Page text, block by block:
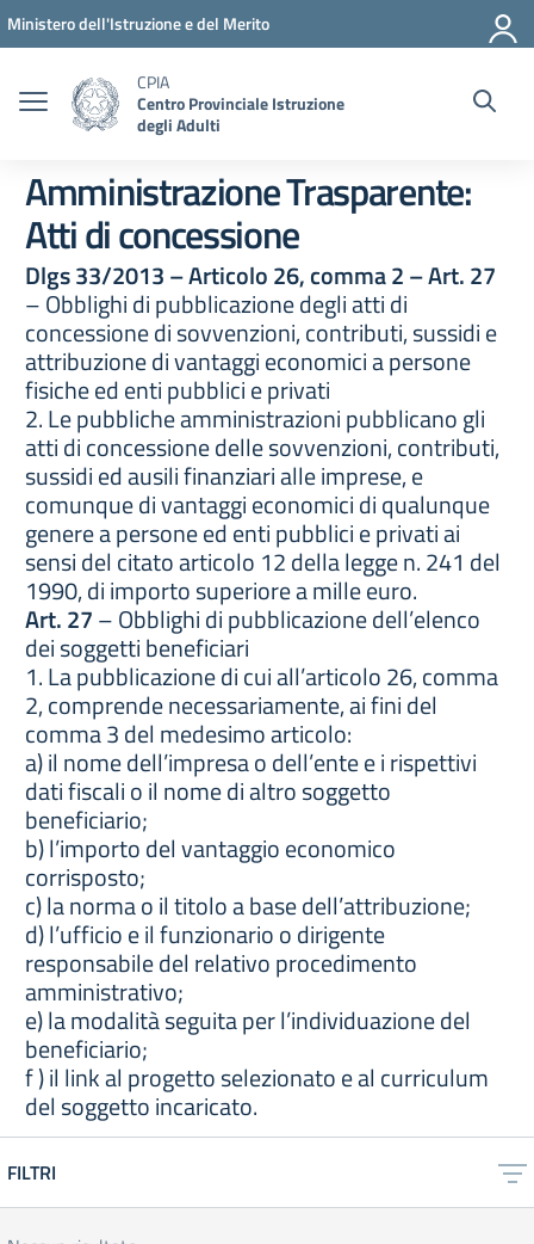
Vai ai contenuti
Vai al menu di navigazione
Vai al footer
Ministero dell'Istruzione e del Merito
CPIA
Centro Provinciale Istruzione
degli Adulti
Amministrazione Trasparente:
Atti di concessione
Dlgs 33/2013 – Articolo 26, comma 2 – Art. 27
– Obblighi di pubblicazione degli atti di
concessione di sovvenzioni, contributi, sussidi e
attribuzione di vantaggi economici a persone
fisiche ed enti pubblici e privati
2. Le pubbliche amministrazioni pubblicano gli
atti di concessione delle sovvenzioni, contributi,
sussidi ed ausili finanziari alle imprese, e
comunque di vantaggi economici di qualunque
genere a persone ed enti pubblici e privati ai
sensi del citato articolo 12 della legge n. 241 del
1990, di importo superiore a mille euro.
Art. 27– Obblighi di pubblicazione dell’elenco
dei soggetti beneficiari
1. La pubblicazione di cui all’articolo 26, comma
2, comprende necessariamente, ai fini del
comma 3 del medesimo articolo:
a) il nome dell’impresa o dell’ente e i rispettivi
dati fiscali o il nome di altro soggetto
beneficiario;
b) l’importo del vantaggio economico
corrisposto;
c) la norma o il titolo a base dell’attribuzione;
d) l’ufficio e il funzionario o dirigente
responsabile del relativo procedimento
amministrativo;
e) la modalità seguita per l’individuazione del
beneficiario;
f ) il link al progetto selezionato e al curriculum
del soggetto incaricato.
FILTRI